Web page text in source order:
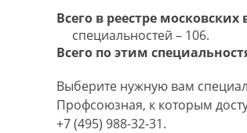
Всего в реестре
специальностей – 106.
Всего по этим
Выберите нужную вам
Профсоюзная, к которым
+7 (495) 988-32-31.